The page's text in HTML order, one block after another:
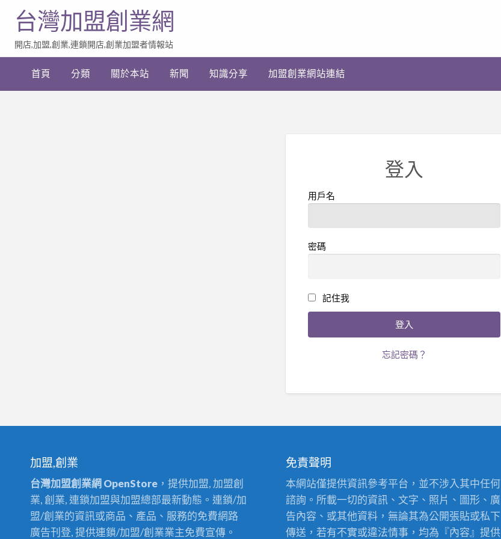
加
業
台灣加盟創業網
開店,加盟,創業,連鎖開店,創業加盟者情報站
首頁 分類 關於本站 新聞 知識分享 加盟創業網站連結
登入
用戶名
密碼
記住我
忘記密碼？
加盟,創業
台灣加盟創業網 OpenStore ，提供加盟, 加盟創
業, 創業, 連鎖加盟與加盟總部最新動態。連鎖/加
盟/創業的資訊或商品、產品、服務的免費網路
廣告刊登, 提供連鎖/加盟/創業業主免費宣傳。
免責聲明
本網站僅提供資訊參考平台，並不涉入其中任何
諮詢。所載一切的資訊、文字、照片、圖形、廣
告內容、或其他資料，無論其為公開張貼或私下
傳送，若有不實或違法情事，均為『內容』提供